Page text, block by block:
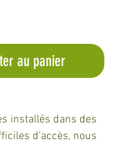
au panier
installés dans des
d'accès, nous